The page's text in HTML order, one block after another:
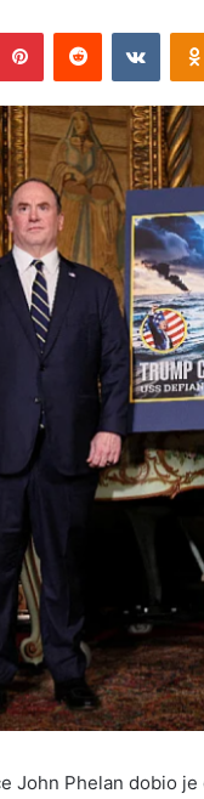
PinterestReddit
John Phelan dobio